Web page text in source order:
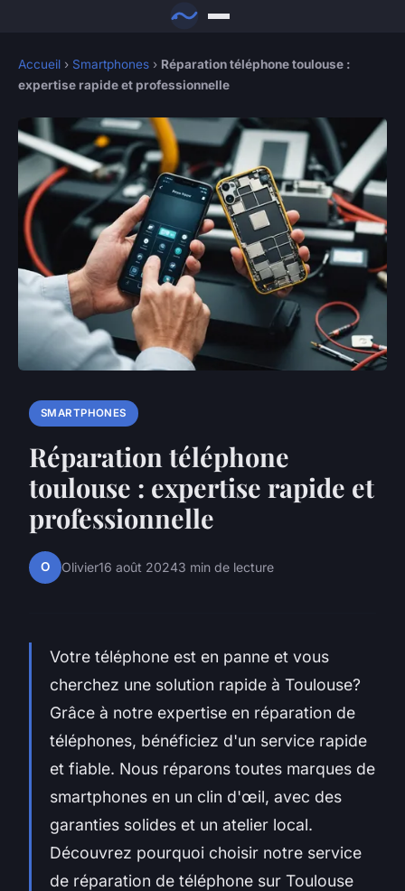
Accueil › Smartphones › Réparation téléphone toulouse :
expertise rapide et professionnelle
SMARTPHONES
Réparation téléphone
toulouse : expertise rapide et
professionnelle
O Olivier16 août 20243 min de lecture
Votre téléphone est en panne et vous
cherchez une solution rapide à Toulouse?
Grâce à notre expertise en réparation de
téléphones, bénéficiez d'un service rapide
et fiable. Nous réparons toutes marques de
smartphones en un clin d'œil, avec des
garanties solides et un atelier local.
Découvrez pourquoi choisir notre service
de réparation de téléphone sur Toulouse